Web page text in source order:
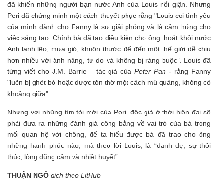
đã khiến những người bạn nước Anh của Louis nổi giận. Nhưng
Peri đã chứng minh một cách thuyết phục rằng "Louis coi tình yêu
của mình dành cho Fanny là sự giải phóng và là cảm hứng cho
việc sáng tạo. Chính bà đã tạo điều kiện cho ông thoát khỏi nước
Anh lạnh lẽo, mưa gió, khuôn thước để đến một thế giới dễ chịu
hơn nhiều với ánh nắng, tự do và không bị ràng buộc”. Louis đã
từng viết cho J.M. Barrie – tác giả củaPeter Pan - rằng Fanny
"luôn bị ghét bỏ hoặc được tôn thờ một cách mù quáng, không có
khoảng giữa".
Nhưng với những tìm tòi mới của Peri, độc giả ở thời hiện đại sẽ
phải đưa ra những đánh giá công bằng về vai trò của bà trong
mối quan hệ với chồng, để ta hiểu được bà đã trao cho ông
những hạnh phúc nào, mà theo lời Louis, là “danh dự, sự thôi
thúc, lòng dũng cảm và nhiệt huyết”.
THUẬN NGÔ dịch theo LitHub